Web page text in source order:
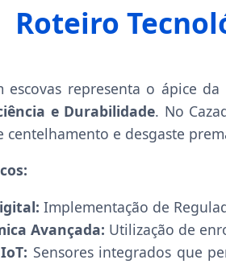
Roteiro
escovas representa o ápice
e Durabilidade. No
centelhamento e desgaste
Implementação de
Avançada: Utilização de
Sensores integrados que